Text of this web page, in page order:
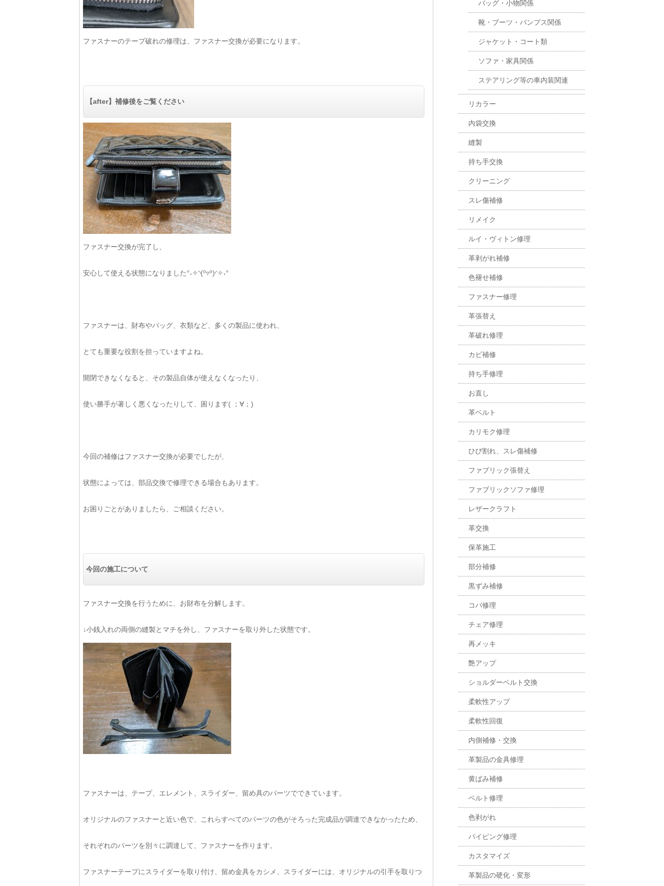
ファスナーのテープ破れの修理は、ファスナー交換が必要になります。
【after】補修後をご覧ください
ファスナー交換が完了し、
安心して使える状態になりました°˖✧◝(⁰▿⁰)◜✧˖°
ファスナーは、財布やバッグ、衣類など、多くの製品に使われ、
とても重要な役割を担っていますよね。
開閉できなくなると、その製品自体が使えなくなったり、
使い勝手が著しく悪くなったりして、困ります( ；∀；)
今回の補修はファスナー交換が必要でしたが、
状態によっては、部品交換で修理できる場合もあります。
お困りごとがありましたら、ご相談ください。
今回の施工について
ファスナー交換を行うために、お財布を分解します。
↓小銭入れの両側の縫製とマチを外し、ファスナーを取り外した状態です。
ファスナーは、テープ、エレメント、スライダー、留め具のパーツでできています。
オリジナルのファスナーと近い色で、これらすべてのパーツの色がそろった完成品が調達できなかったため、
それぞれのパーツを別々に調達して、ファスナーを作ります。
ファスナーテープにスライダーを取り付け、留め金具をカシメ、スライダーには、オリジナルの引手を取りつ
バッグ・小物関係
靴・ブーツ・パンプス関係
ジャケット・コート類
ソファ・家具関係
ステアリング等の車内装関連
リカラー
内袋交換
縫製
持ち手交換
クリーニング
スレ傷補修
リメイク
ルイ・ヴィトン修理
革剥がれ補修
色褪せ補修
ファスナー修理
革張替え
革破れ修理
カビ補修
持ち手修理
お直し
革ベルト
カリモク修理
ひび割れ、スレ傷補修
ファブリック張替え
ファブリックソファ修理
レザークラフト
革交換
保革施工
部分補修
黒ずみ補修
コバ修理
チェア修理
再メッキ
艶アップ
ショルダーベルト交換
柔軟性アップ
柔軟性回復
内側補修・交換
革製品の金具修理
黄ばみ補修
ベルト修理
色剥がれ
パイピング修理
カスタマイズ
革製品の硬化・変形